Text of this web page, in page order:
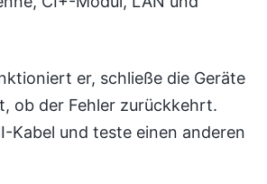
er, schließe die Geräte
ob der Fehler zurückkehrt.
Kabel und teste einen anderen